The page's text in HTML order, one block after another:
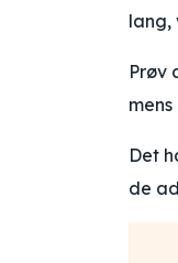
lang,
Prøv
Det
de